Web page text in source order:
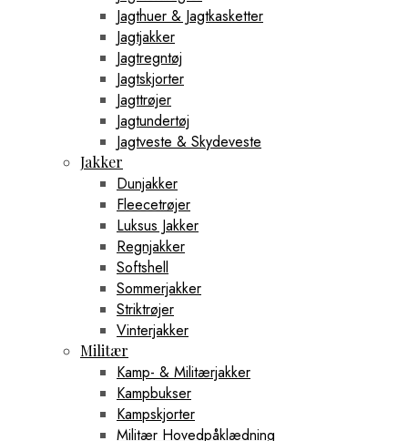
Jagthuer & Jagtkasketter
Jagtjakker
Jagtregntøj
Jagtskjorter
Jagttrøjer
Jagtundertøj
Jagtveste & Skydeveste
Jakker
Dunjakker
Fleecetrøjer
Luksus Jakker
Regnjakker
Softshell
Sommerjakker
Striktrøjer
Vinterjakker
Militær
Kamp- & Militærjakker
Kampbukser
Kampskjorter
Militær Hovedpåklædning